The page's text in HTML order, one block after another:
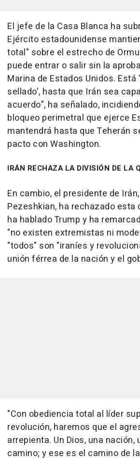
El jefe de la Casa Blanca ha
Ejército estadounidense
total" sobre el estrecho de
puede entrar o salir sin la
Marina de Estados Unidos.
sellado', hasta que Irán sea
acuerdo", ha señalado,
bloqueo perimetral que ejerce
mantendrá hasta que Teherán
pacto con Washington.
IRÁN RECHAZA LA DIVISIÓN DE LA
En cambio, el presidente de
Pezeshkian, ha rechazado esta
ha hablado Trump y ha
"no existen extremistas ni
"todos" son "iraníes y
unión férrea de la nación y el
"Con obediencia total al líder
revolución, haremos que el
arrepienta. Un Dios, una nación,
camino; y ese es el camino de